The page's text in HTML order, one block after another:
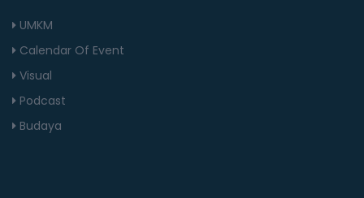
UMKM
Calendar Of Event
Visual
Podcast
Budaya